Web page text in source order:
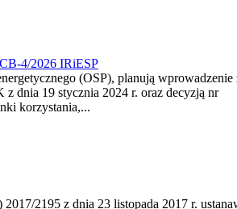
4/2026 IRiESP
(OSP), planują
dnia 19 stycznia 2024 r. oraz decyzją nr
korzystania,...
2195 z dnia 23‍ listopada 2017 r.